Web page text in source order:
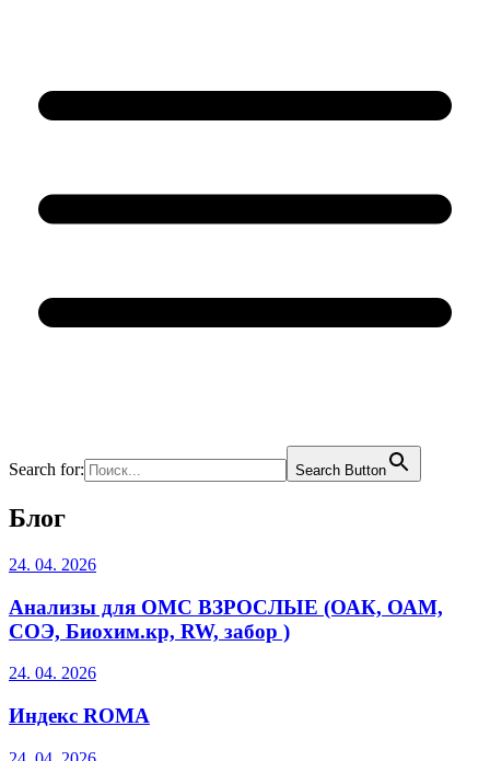
Search for: Search Button
Блог
24. 04. 2026
Анализы для ОМС ВЗРОСЛЫЕ (ОАК, ОАМ,
СОЭ, Биохим.кр, RW, забор )
24. 04. 2026
Индекс ROMA